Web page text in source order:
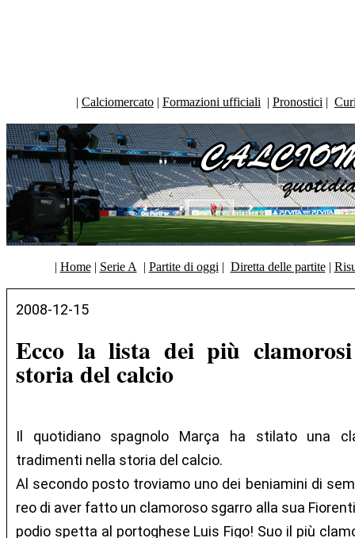
| Calciomercato | Formazioni ufficiali | Pronostici |
| Home| Serie A | Partite di oggi | Diretta delle partite|
2008-12-15
Ecco la lista dei più
storia del calcio
Il quotidiano spagnolo Marça ha stilato una
tradimenti nella storia del calcio.
Al secondo posto troviamo uno dei beniamini di
reo di aver fatto un clamoroso sgarro alla sua
podio spetta al portoghese Luis Figo! Suo il più